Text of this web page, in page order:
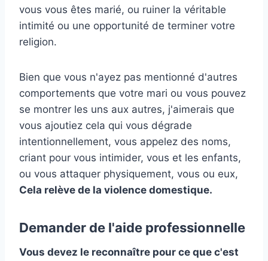
vous vous êtes marié, ou ruiner la véritable
intimité ou une opportunité de terminer votre
religion.
Bien que vous n'ayez pas mentionné d'autres
comportements que votre mari ou vous pouvez
se montrer les uns aux autres, j'aimerais que
vous ajoutiez cela qui vous dégrade
intentionnellement, vous appelez des noms,
criant pour vous intimider, vous et les enfants,
ou vous attaquer physiquement, vous ou eux,
Cela relève de la violence domestique.
Demander de l'aide professionnelle
Vous devez le reconnaître pour ce que c'est